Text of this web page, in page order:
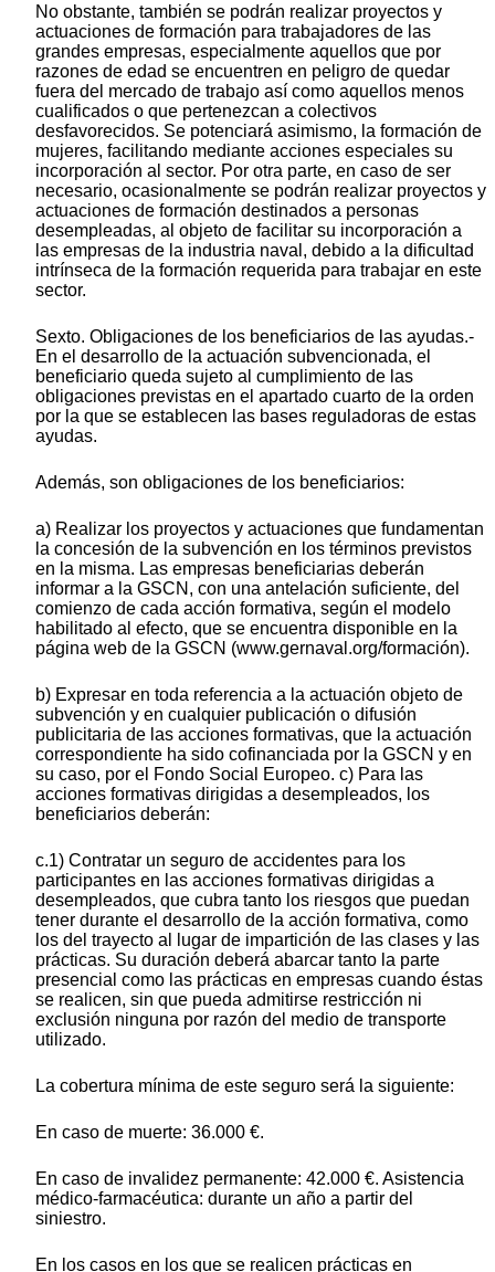
No obstante, también se podrán realizar proyectos y
actuaciones de formación para trabajadores de las
grandes empresas, especialmente aquellos que por
razones de edad se encuentren en peligro de quedar
fuera del mercado de trabajo así como aquellos menos
cualificados o que pertenezcan a colectivos
desfavorecidos. Se potenciará asimismo, la formación de
mujeres, facilitando mediante acciones especiales su
incorporación al sector. Por otra parte, en caso de ser
necesario, ocasionalmente se podrán realizar proyectos y
actuaciones de formación destinados a personas
desempleadas, al objeto de facilitar su incorporación a
las empresas de la industria naval, debido a la dificultad
intrínseca de la formación requerida para trabajar en este
sector.
Sexto. Obligaciones de los beneficiarios de las ayudas.-
En el desarrollo de la actuación subvencionada, el
beneficiario queda sujeto al cumplimiento de las
obligaciones previstas en el apartado cuarto de la orden
por la que se establecen las bases reguladoras de estas
ayudas.
Además, son obligaciones de los beneficiarios:
a) Realizar los proyectos y actuaciones que fundamentan
la concesión de la subvención en los términos previstos
en la misma. Las empresas beneficiarias deberán
informar a la GSCN, con una antelación suficiente, del
comienzo de cada acción formativa, según el modelo
habilitado al efecto, que se encuentra disponible en la
página web de la GSCN (www.gernaval.org/formación).
b) Expresar en toda referencia a la actuación objeto de
subvención y en cualquier publicación o difusión
publicitaria de las acciones formativas, que la actuación
correspondiente ha sido cofinanciada por la GSCN y en
su caso, por el Fondo Social Europeo. c) Para las
acciones formativas dirigidas a desempleados, los
beneficiarios deberán:
c.1) Contratar un seguro de accidentes para los
participantes en las acciones formativas dirigidas a
desempleados, que cubra tanto los riesgos que puedan
tener durante el desarrollo de la acción formativa, como
los del trayecto al lugar de impartición de las clases y las
prácticas. Su duración deberá abarcar tanto la parte
presencial como las prácticas en empresas cuando éstas
se realicen, sin que pueda admitirse restricción ni
exclusión ninguna por razón del medio de transporte
utilizado.
La cobertura mínima de este seguro será la siguiente:
En caso de muerte: 36.000 €.
En caso de invalidez permanente: 42.000 €. Asistencia
médico-farmacéutica: durante un año a partir del
siniestro.
En los casos en los que se realicen prácticas en